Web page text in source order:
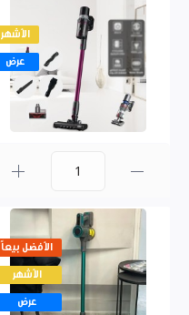
الأشهر
عرض
الأفضل بيعاً
الأشهر
عرض